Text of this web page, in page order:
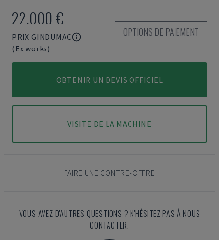
22.000 €
PRIX GINDUMAC
(Ex works)
OPTIONS DE PAIEMENT
OBTENIR UN DEVIS OFFICIEL
VISITE DE LA MACHINE
FAIRE UNE CONTRE-OFFRE
VOUS AVEZ D'AUTRES QUESTIONS ? N'HÉSITEZ PAS À NOUS
CONTACTER.